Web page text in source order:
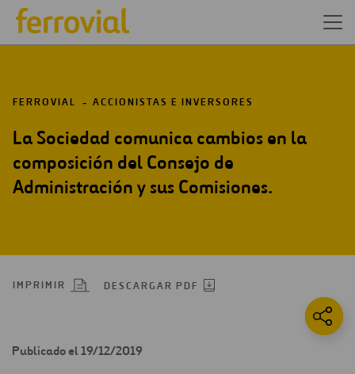
FERROVIAL ACCIONISTAS E INVERSORES
La Sociedad comunica cambios en la
composición del Consejo de
Administración y sus Comisiones.
IMPRIMIR DESCARGAR PDF
Publicado el 19/12/2019